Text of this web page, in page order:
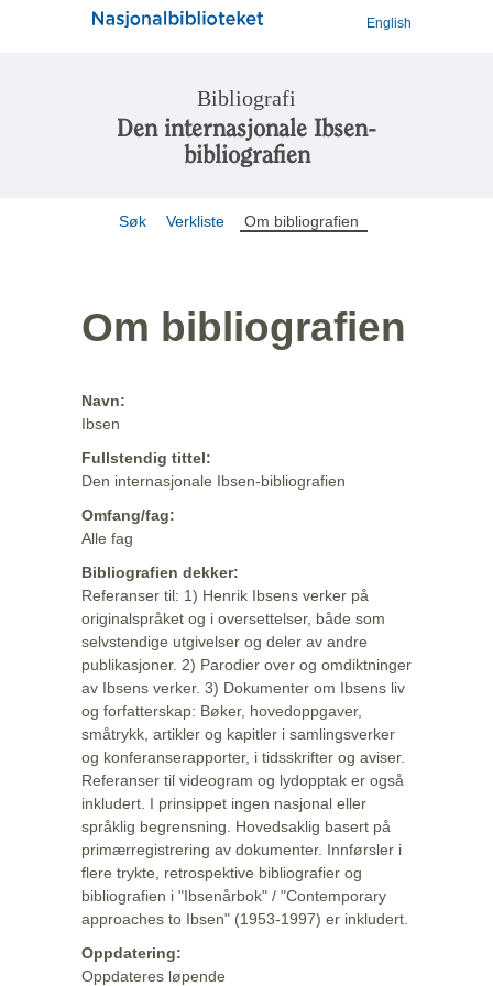
English
Bibliografi
Den internasjonale Ibsen-
bibliografien
Søk Verkliste Om bibliografien
Om bibliografien
Navn:
Ibsen
Fullstendig tittel:
Den internasjonale Ibsen-bibliografien
Omfang/fag:
Alle fag
Bibliografien dekker:
Referanser til: 1) Henrik Ibsens verker på
originalspråket og i oversettelser, både som
selvstendige utgivelser og deler av andre
publikasjoner. 2) Parodier over og omdiktninger
av Ibsens verker. 3) Dokumenter om Ibsens liv
og forfatterskap: Bøker, hovedoppgaver,
småtrykk, artikler og kapitler i samlingsverker
og konferanserapporter, i tidsskrifter og aviser.
Referanser til videogram og lydopptak er også
inkludert. I prinsippet ingen nasjonal eller
språklig begrensning. Hovedsaklig basert på
primærregistrering av dokumenter. Innførsler i
flere trykte, retrospektive bibliografier og
bibliografien i "Ibsenårbok" / "Contemporary
approaches to Ibsen" (1953-1997) er inkludert.
Oppdatering:
Oppdateres løpende